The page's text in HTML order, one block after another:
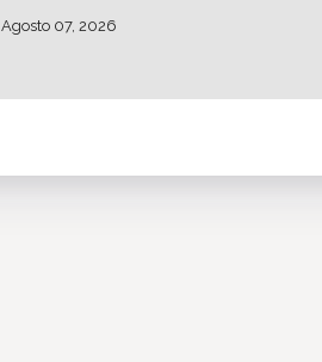
Agosto 07, 2026